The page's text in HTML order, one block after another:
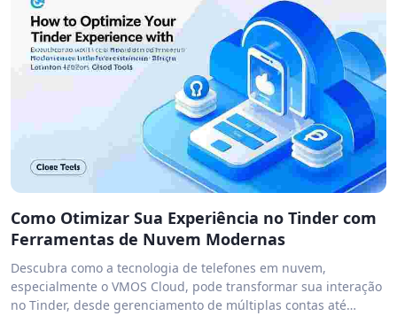
Como Otimizar Sua Experiência no Tinder com
Ferramentas de Nuvem Modernas
Descubra como a tecnologia de telefones em nuvem,
especialmente o VMOS Cloud, pode transformar sua interação
no Tinder, desde gerenciamento de múltiplas contas até